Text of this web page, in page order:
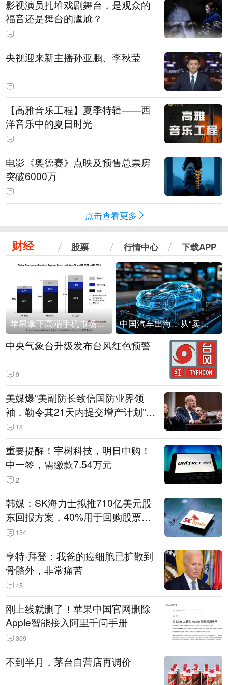
影视演员扎堆戏剧舞台，是观众的
福音还是舞台的尴尬？
央视迎来新主播孙亚鹏、李秋莹
【高雅音乐工程】夏季特辑——西
洋音乐中的夏日时光
电影《奥德赛》点映及预售总票房
突破6000万
点击查看更多
财经 股票 行情中心 下载APP
苹果拿下高端手机市场65%的份额：iPhone 17系列功不可没 中国汽车出海：从“卖出去”到“走进去”
中央气象台升级发布台风红色预警
9
美媒爆“美副防长致信国防业界领
袖，勒令其21天内提交增产计划”，
五角大楼回应
18
重要提醒！宇树科技，明日申购！
中一签，需缴款7.54万元
2
韩媒：SK海力士拟推710亿美元股
东回报方案，40%用于回购股票，
相当于美股发行规模
134
亨特·拜登：我爸的癌细胞已扩散到
骨骼外，非常痛苦
45
刚上线就删了！苹果中国官网删除
Apple智能接入阿里千问手册
369
不到半月，茅台自营店再调价